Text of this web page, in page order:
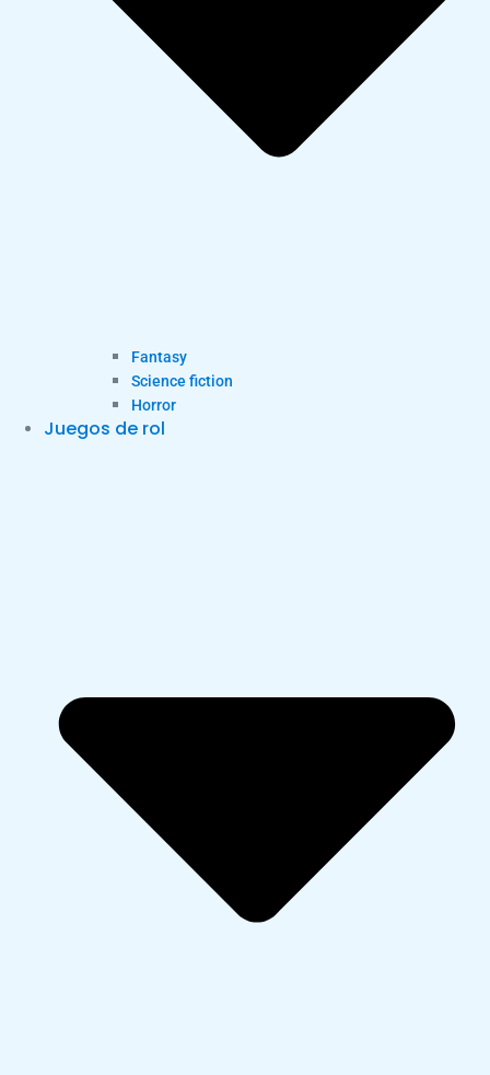
Fantasy
Science fiction
Horror
Juegos de rol